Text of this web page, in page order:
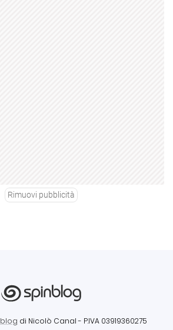
Rimuovi pubblicità
di Nicolò Canal - P.IVA 03919360275